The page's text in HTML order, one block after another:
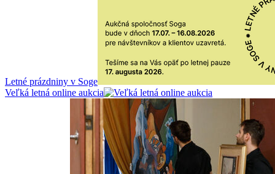
Letné prázdniny v Soge
Veľká letná online aukcia